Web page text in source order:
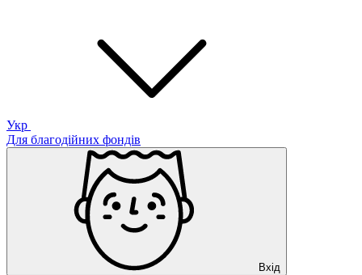
Укр
Для благодійних фондів
Вхід